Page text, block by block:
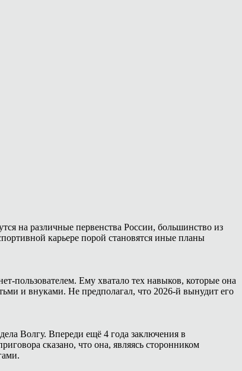
на различные первенства России, большинство из
карьере порой становятся иные планы
пользователем. Ему хватало тех навыков, которые она
и внуками. Не предполагал, что 2026-й вынудит его
Волгу. Впереди ещё 4 года заключения в
сказано, что она, являясь сторонником